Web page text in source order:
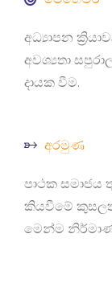
අධ්‍යාපන
අවශ්‍යතා
දායක වීම.
අරමුණ
පාථක
කියවීමේ
මෙන්ම